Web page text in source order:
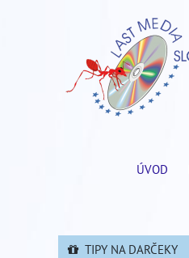
ÚVOD
TIPY NA DARČEKY